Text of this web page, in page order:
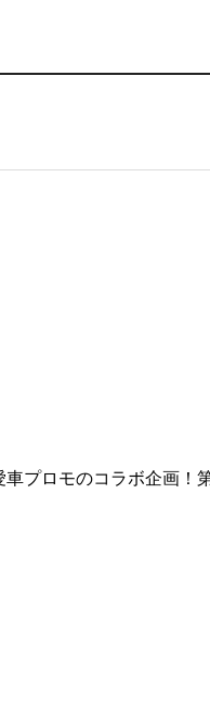
プロモのコラボ企画！